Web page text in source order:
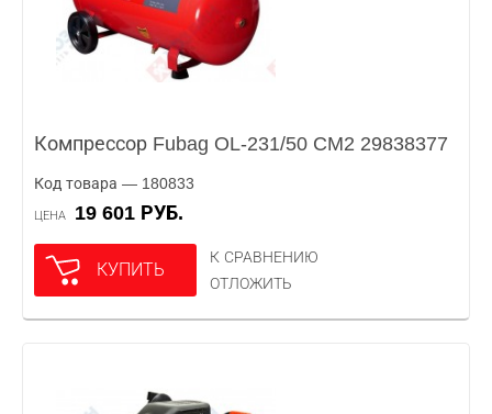
Компрессор Fubag OL-231/50 CM2 29838377
Код товара — 180833
ЦЕНА 19 601 РУБ.
КУПИТЬ
К СРАВНЕНИЮ
ОТЛОЖИТЬ